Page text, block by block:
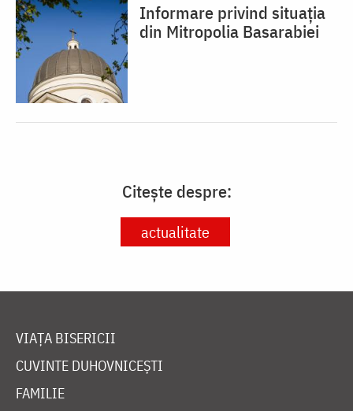
Informare privind situația
din Mitropolia Basarabiei
Citește despre:
actualitate
VIAȚA BISERICII
CUVINTE DUHOVNICEȘTI
FAMILIE